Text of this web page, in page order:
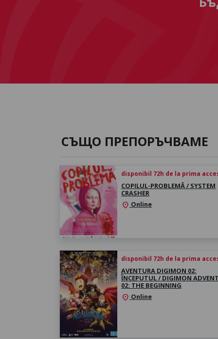
СЪЩО ПРЕПОРЪЧВАМЕ
disponibil 72h de la prima
COPILUL-PROBLEMĂ / SYSTEM
CRASHER
location_on Online
disponibil 72h de la prima
AVENTURA DIGIMON 02:
ÎNCEPUTUL / DIGIMON
02: THE BEGINNING
location_on Online